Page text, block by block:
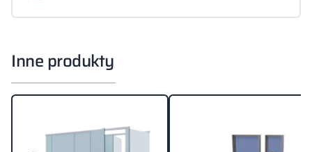
Inne produkty